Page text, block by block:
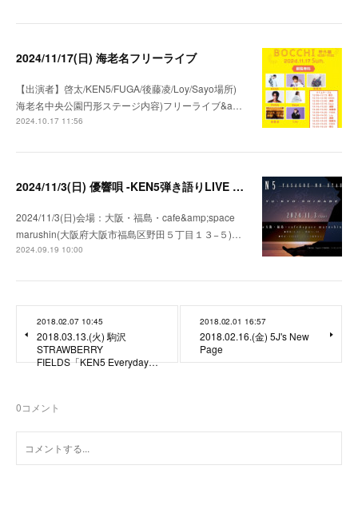
2024/11/17(日) 海老名フリーライブ
【出演者】啓太/KEN5/FUGA/後藤凌/Loy/Sayo場所)
海老名中央公園円形ステージ内容)フリーライブ&a…
2024.10.17 11:56
2024/11/3(日) 優響唄 -KEN5弾き語りLIVE in 大阪-
2024/11/3(日)会場：大阪・福島・cafe&amp;space
marushin(大阪府大阪市福島区野田５丁目１３−５)…
2024.09.19 10:00
2018.02.07 10:45
2018.03.13.(火) 駒沢
STRAWBERRY
FIELDS「KEN5 Everyday…
2018.02.01 16:57
2018.02.16.(金) 5J's New
Page
0コメント